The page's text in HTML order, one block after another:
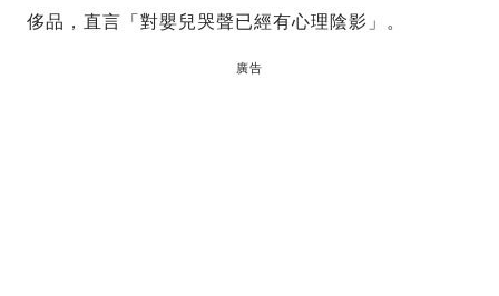
侈品，直言「對嬰兒哭聲已經有心理陰影」。
廣告